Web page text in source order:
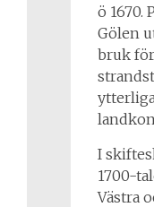
ö 1670.
Gölen
bruk
I
1700-
Västra